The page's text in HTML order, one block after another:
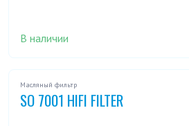
В наличии
Масляный фильтр
SO 7001 HIFI FILTER